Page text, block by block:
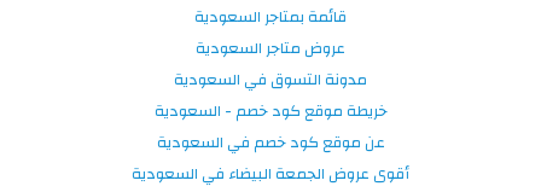
قائمة بمتاجر السعودية
عروض متاجر السعودية
مدونة التسوق في السعودية
خريطة موقع كود خصم - السعودية
عن موقع كود خصم في السعودية
أقوى عروض الجمعة البيضاء في السعودية